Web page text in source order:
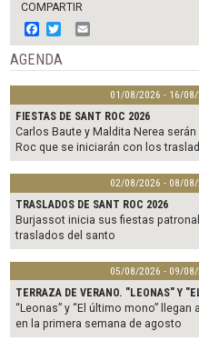
COMPARTIR
F
a
c
e
b
o
o
k
w
i
t
t
e
r
m
i
l
AGENDA
01/08/2026 - 16/
FIESTAS DE SANT ROC 2026
Carlos Baute y Maldita Nerea
Roc que se iniciarán con los
02/08/2026 - 08/
TRASLADOS DE SANT ROC 2026
Burjassot inicia sus fiestas
traslados del santo
05/08/2026 - 09/
TERRAZA DE VERANO. "LEONAS" Y
“Leonas” y “El último mono”
en la primera semana de agosto